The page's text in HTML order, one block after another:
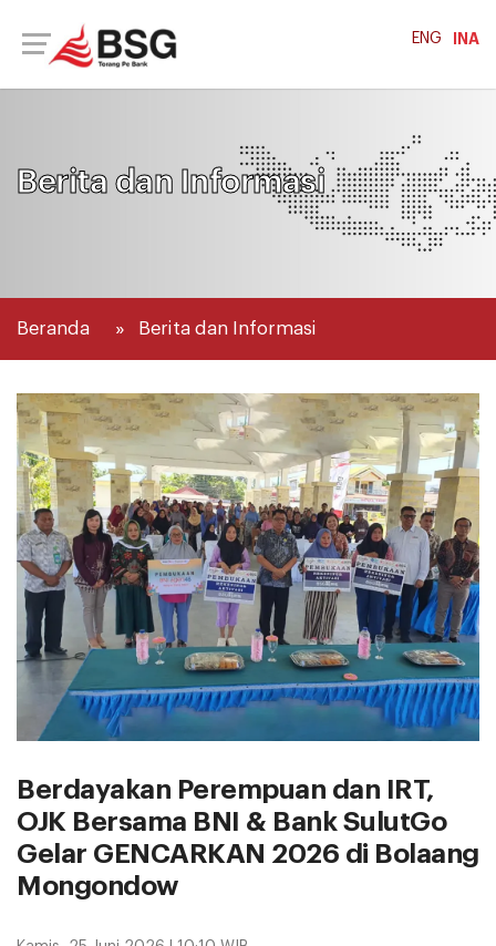
INA
ENG
Berita dan Informasi
Beranda Berita dan Informasi
Berdayakan Perempuan dan IRT,
OJK Bersama BNI & Bank SulutGo
Gelar GENCARKAN 2026 di Bolaang
Mongondow